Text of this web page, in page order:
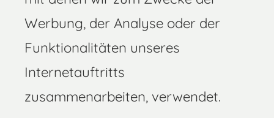
Werbung, der Analyse oder der
Funktionalitäten unseres
Internetauftritts
zusammenarbeiten, verwendet.